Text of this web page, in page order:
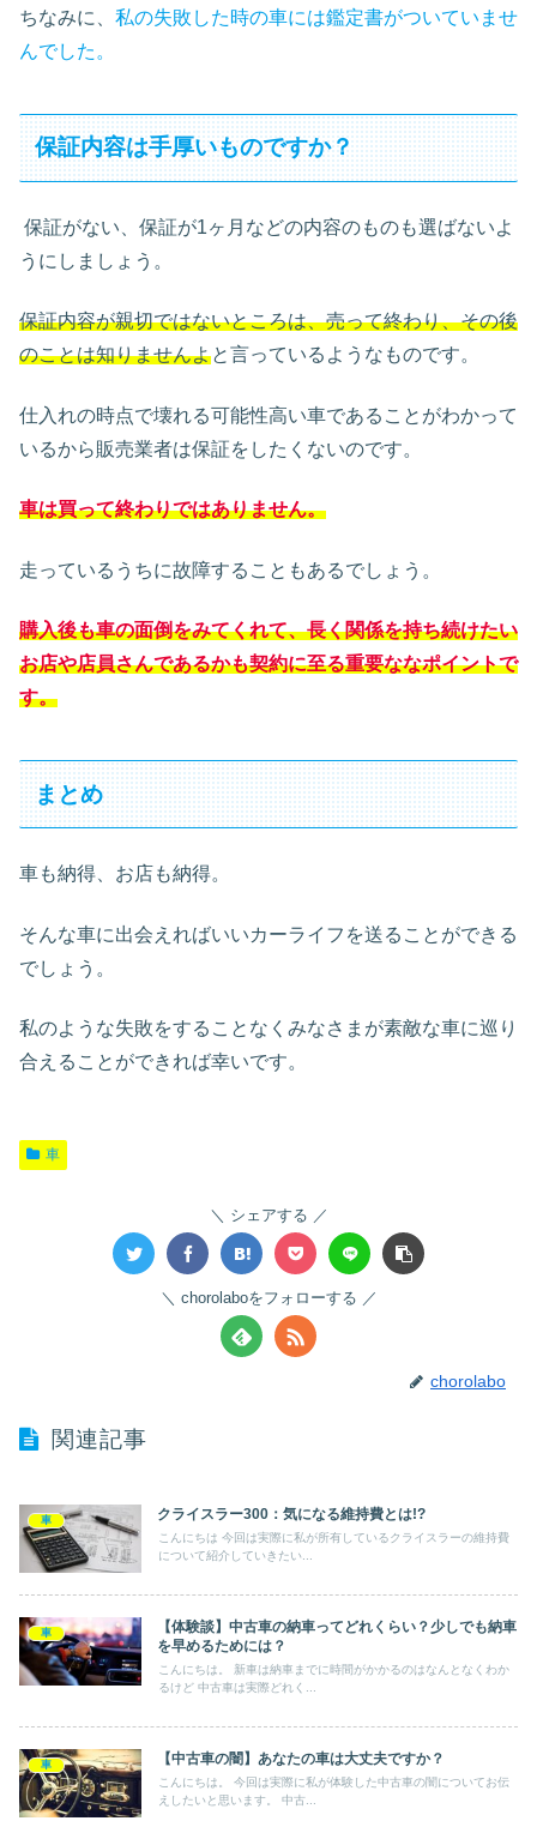
ちなみに、 私の失敗した時の車には鑑定書がついていませ
んでした。
保証内容は手厚いものですか？
保証がない、保証が1ヶ月などの内容のものも選ばないよ
うにしましょう。
保証内容が親切ではないところは、売って終わり、その後
のことは知りませんよと言っているようなものです。
仕入れの時点で壊れる可能性高い車であることがわかって
いるから販売業者は保証をしたくないのです。
車は買って終わりではありません。
走っているうちに故障することもあるでしょう。
購入後も車の面倒をみてくれて、長く関係を持ち続けたい
お店や店員さんであるかも契約に至る重要ななポイントで
す。
まとめ
車も納得、お店も納得。
そんな車に出会えればいいカーライフを送ることができる
でしょう。
私のような失敗をすることなくみなさまが素敵な車に巡り
合えることができれば幸いです。
車
シェアする
chorolaboをフォローする
chorolabo
関連記事
車 クライスラー300：気になる維持費とは!?
こんにちは 今回は実際に私が所有しているクライスラーの維持費
について紹介していきたい...
車
【体験談】中古車の納車ってどれくらい？少しでも納車
を早めるためには？
こんにちは。 新車は納車までに時間がかかるのはなんとなくわか
るけど 中古車は実際どれく...
車 【中古車の闇】あなたの車は大丈夫ですか？
こんにちは。 今回は実際に私が体験した中古車の闇についてお伝
えしたいと思います。 中古...